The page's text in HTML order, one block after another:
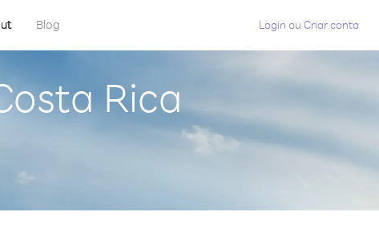
Blog Login ou Criar conta
Rica